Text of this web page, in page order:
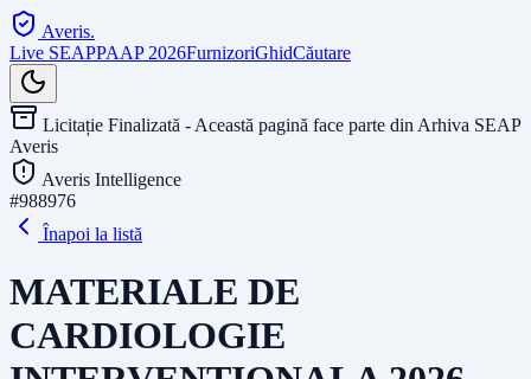
Averis.
Live SEAPPAAP 2026FurnizoriGhidCăutare
Licitație Finalizată - Această pagină face parte din Arhiva SEAP
Averis
Averis Intelligence
#988976
Înapoi la listă
MATERIALE DE
CARDIOLOGIE